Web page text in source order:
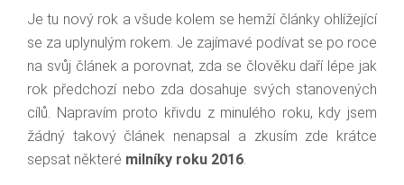
Je tu nový rok a všude kolem se hemží články ohlížející
se za uplynulým rokem. Je zajímavé podívat se po roce
na svůj článek a porovnat, zda se člověku daří lépe jak
rok předchozí nebo zda dosahuje svých stanovených
cílů. Napravím proto křivdu z minulého roku, kdy jsem
žádný takový článek nenapsal a zkusím zde krátce
sepsat některé milníky roku 2016.